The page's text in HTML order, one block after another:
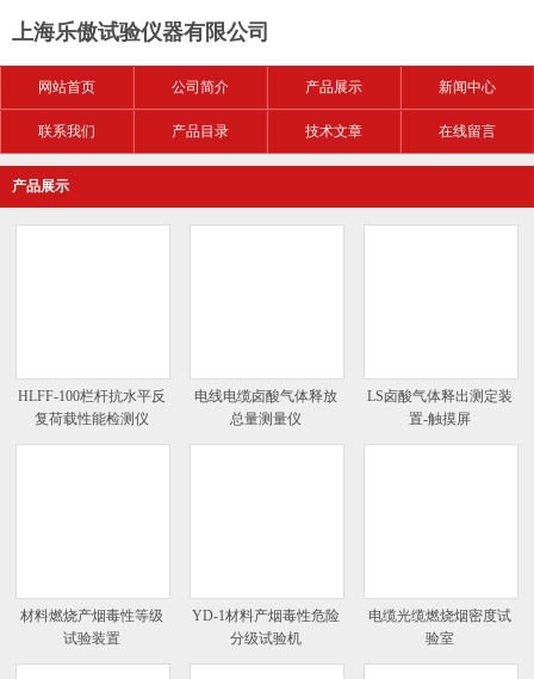
上海乐傲试验仪器有限公司
网站首页 公司简介 产品展示 新闻中心
联系我们 产品目录 技术文章 在线留言
产品展示
HLFF-100栏杆抗水平反
复荷载性能检测仪
电线电缆卤酸气体释放
总量测量仪
LS卤酸气体释出测定装
置-触摸屏
材料燃烧产烟毒性等级
试验装置
YD-1材料产烟毒性危险
分级试验机
电缆光缆燃烧烟密度试
验室